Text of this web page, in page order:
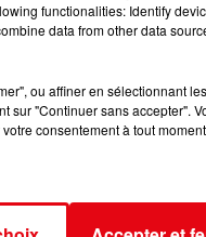
functionalities: Identify
data from other data
ou affiner en sélectionnant
sur "Continuer sans accepter".
consentement à tout